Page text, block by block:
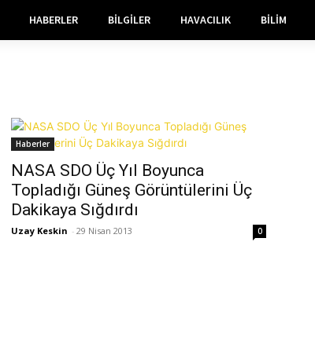
HABERLER BILGILER HAVACILIK BILIM
Haberler
NASA SDO Üç Yıl Boyunca
Topladığı Güneş Görüntülerini Üç
Dakikaya Sığdırdı
Uzay Keskin - 29 Nisan 2013 0